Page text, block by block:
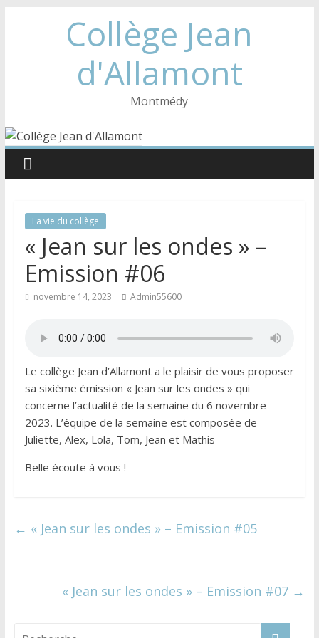
Collège Jean
d'Allamont
Montmédy
La vie du collège
« Jean sur les ondes » –
Emission #06
novembre 14, 2023 Admin55600
Le collège Jean d’Allamont a le plaisir de vous proposer
sa sixième émission « Jean sur les ondes » qui
concerne l’actualité de la semaine du 6 novembre
2023. L’équipe de la semaine est composée de
Juliette, Alex, Lola, Tom, Jean et Mathis
Belle écoute à vous !
← « Jean sur les ondes » – Emission #05
« Jean sur les ondes » – Emission #07 →